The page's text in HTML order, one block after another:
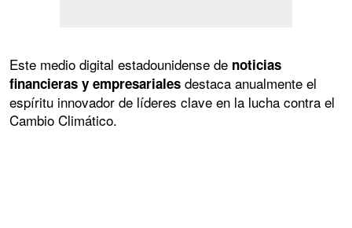
Este medio digital estadounidense de noticias
financieras y empresariales destaca anualmente el
espíritu innovador de líderes clave en la lucha contra el
Cambio Climático.